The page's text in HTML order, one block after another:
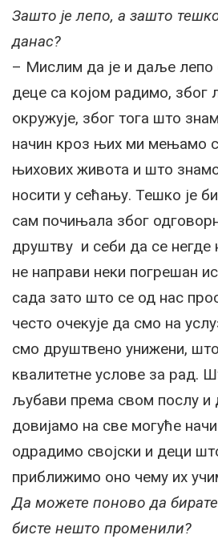
Зашто је лепо, а зашто
данас?
– Мислим да је и даље лепо
деце са којом радимо, због
окружује, због тога што
начин кроз њих ми мењамо
њихових живота и што
носити у сећању. Тешко је
сам почињала због
друштву и себи да се негде
не направи неки погрешан
сада зато што се од нас
често очекује да смо на
смо друштвено унижени,
квалитетне услове за рад.
љубави према свом послу и
довијамо на све могуће
одрадимо својски и деци
приближимо оно чему их
Да можете поново да
бисте нешто променили?